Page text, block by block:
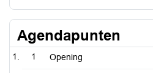
Agendapunten
1 Opening